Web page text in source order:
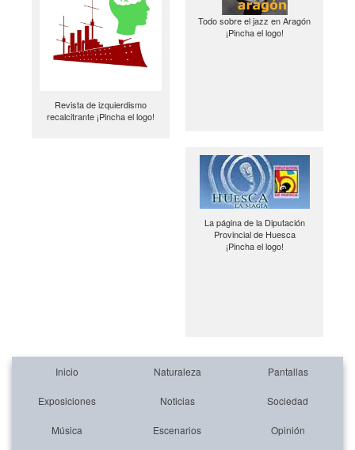
Revista de izquierdismo
recalcitrante ¡Pincha el logo!
Todo sobre el jazz en Aragón
¡Pincha el logo!
La página de la Diputación
Provincial de Huesca
¡Pincha el logo!
Inicio Naturaleza Pantallas
Exposiciones Noticias Sociedad
Música Escenarios Opinión